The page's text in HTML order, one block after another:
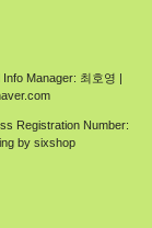
Manager: 최호영 |
Registration Number:
by sixshop